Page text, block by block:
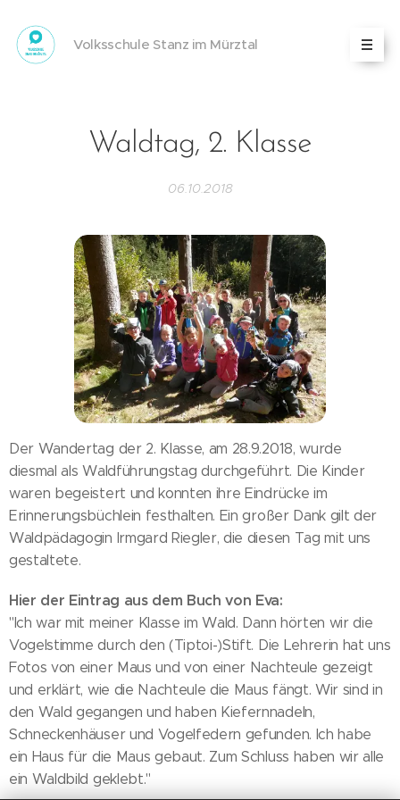
Volksschule Stanz im Mürztal
Waldtag, 2. Klasse
06.10.2018
Der Wandertag der 2. Klasse, am 28.9.2018, wurde
diesmal als Waldführungstag durchgeführt. Die Kinder
waren begeistert und konnten ihre Eindrücke im
Erinnerungsbüchlein festhalten. Ein großer Dank gilt der
Waldpädagogin Irmgard Riegler, die diesen Tag mit uns
gestaltete.
Hier der Eintrag aus dem Buch von Eva:
"Ich war mit meiner Klasse im Wald. Dann hörten wir die
Vogelstimme durch den (Tiptoi-)Stift. Die Lehrerin hat uns
Fotos von einer Maus und von einer Nachteule gezeigt
und erklärt, wie die Nachteule die Maus fängt. Wir sind in
den Wald gegangen und haben Kiefernnadeln,
Schneckenhäuser und Vogelfedern gefunden. Ich habe
ein Haus für die Maus gebaut. Zum Schluss haben wir alle
ein Waldbild geklebt."